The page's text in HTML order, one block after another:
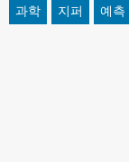
과학 지퍼 예측